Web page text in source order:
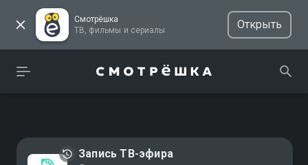
Смотрёшка
ТВ, фильмы и сериалы
Открыть
Запись ТВ-эфира